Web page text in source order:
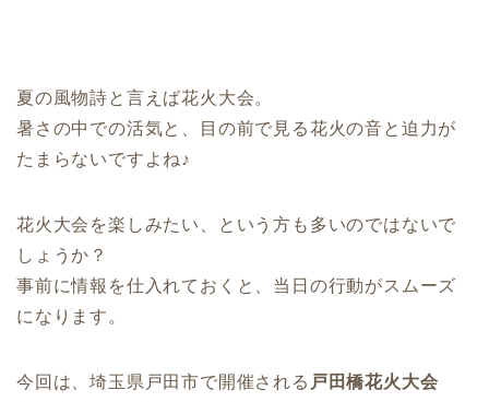
夏の風物詩と言えば花火大会。
暑さの中での活気と、目の前で見る花火の音と迫力が
たまらないですよね♪
花火大会を楽しみたい、という方も多いのではないで
しょうか？
事前に情報を仕入れておくと、当日の行動がスムーズ
になります。
今回は、埼玉県戸田市で開催される 戸田橋花火大会